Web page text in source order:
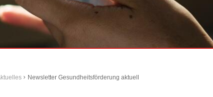
Newsletter Gesundheitsförderung aktuell